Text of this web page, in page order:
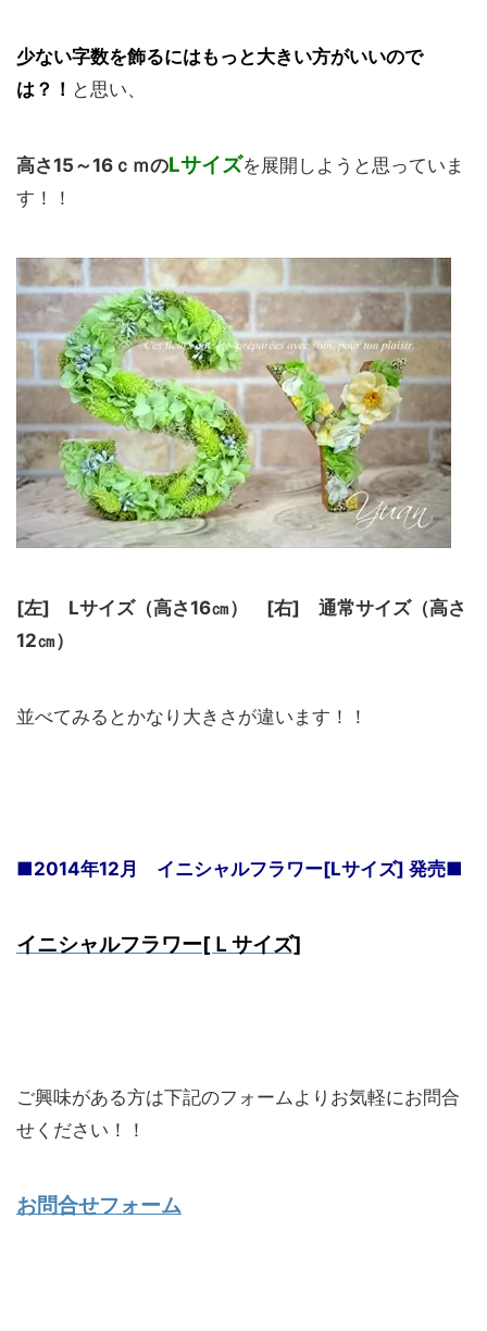
少ない字数を飾るには もっと大きい方がいいので
は？！ と思い、
高さ15～16ｃｍのLサイズを展開しようと思っていま
す！！
[左] Lサイズ（高さ16㎝） [右] 通常サイズ（高さ
12㎝）
並べてみるとかなり大きさが違います！！
■2014年12月 イニシャルフラワー[Lサイズ] 発売■
イニシャルフラワー[Ｌサイズ]
ご興味がある方は下記のフォームよりお気軽にお問合
せください！！
お問合せフォーム